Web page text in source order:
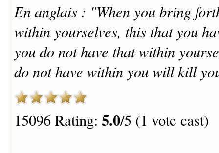
En anglais : "When you bring
within yourselves, this that you
you do not have that within
do not have within you will kill
15096 Rating: 5.0/5 (1 vote cast)